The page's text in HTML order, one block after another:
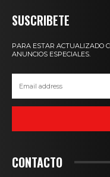
SUSCRIBETE
PARA ESTAR ACTUALIZADO
ANUNCIOS ESPECIALES.
CONTACTO